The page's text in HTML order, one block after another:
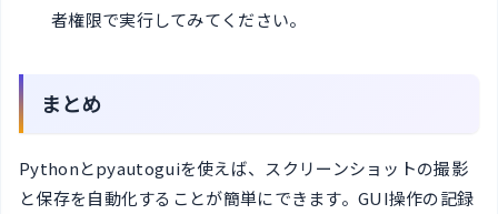
者権限で実行してみてください。
まとめ
Pythonとpyautoguiを使えば、スクリーンショットの撮影
と保存を自動化することが簡単にできます。GUI操作の記録